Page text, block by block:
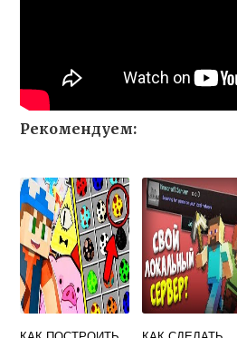
Рекомендуем: